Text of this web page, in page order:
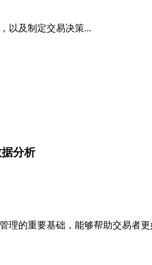
以及制定交易决策...
分析
理的重要基础，能够帮助交易者